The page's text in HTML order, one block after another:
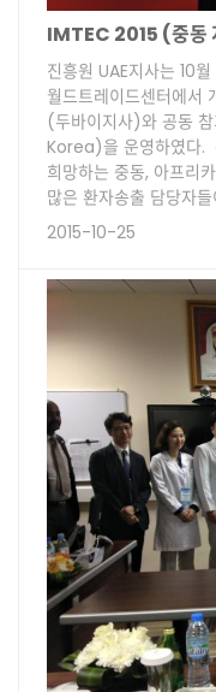
IMTEC 2015 (중동
진흥원 UAE지사는 10
월드트레이드센터에서
(두바이지사)와 공동
Korea)을 운영하였다.
희망하는 중동, 아프리
많은 환자송출 담당자
2015-10-25